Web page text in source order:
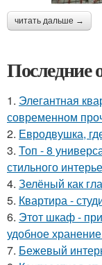
читать дальше →
Последние
1. Элегантная
современном
2. Евродвушка,
3. Топ - 8
стильного
4. Зелёный как
5. Квартира -
6. Этот шкаф -
удобное
7. Бежевый